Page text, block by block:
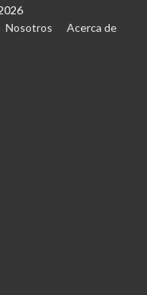
Nosotros
Acerca de